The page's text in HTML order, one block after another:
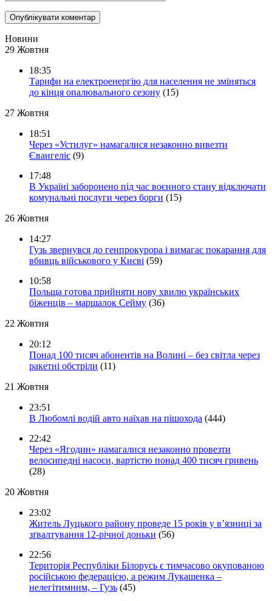
Новини
29 Жовтня
18:35
Тарифи на електроенергію для населення не зміняться
до кінця опалювального сезону (15)
27 Жовтня
18:51
Через «Устилуг» намагалися незаконно вивезти
Євангеліє (9)
17:48
В Україні заборонено під час воєнного стану відключати
комунальні послуги через борги (15)
26 Жовтня
14:27
Гузь звернувся до генпрокурора і вимагає покарання для
вбивць військового у Києві (59)
10:58
Польща готова прийняти нову хвилю українських
біженців – маршалок Сейму (36)
22 Жовтня
20:12
Понад 100 тисяч абонентів на Волині – без світла через
ракетні обстріли (11)
21 Жовтня
23:51
В Любомлі водій авто наїхав на пішохода (444)
22:42
Через «Ягодин» намагалися незаконно провезти
велосипедні насоси, вартістю понад 400 тисяч гривень
(28)
20 Жовтня
23:02
Житель Луцького району проведе 15 років у в’язниці за
зґвалтування 12-річної доньки (56)
22:56
Територія Республіки Білорусь є тимчасово окупованою
російською федерацією, а режим Лукашенка –
нелегітимним, – Гузь (45)